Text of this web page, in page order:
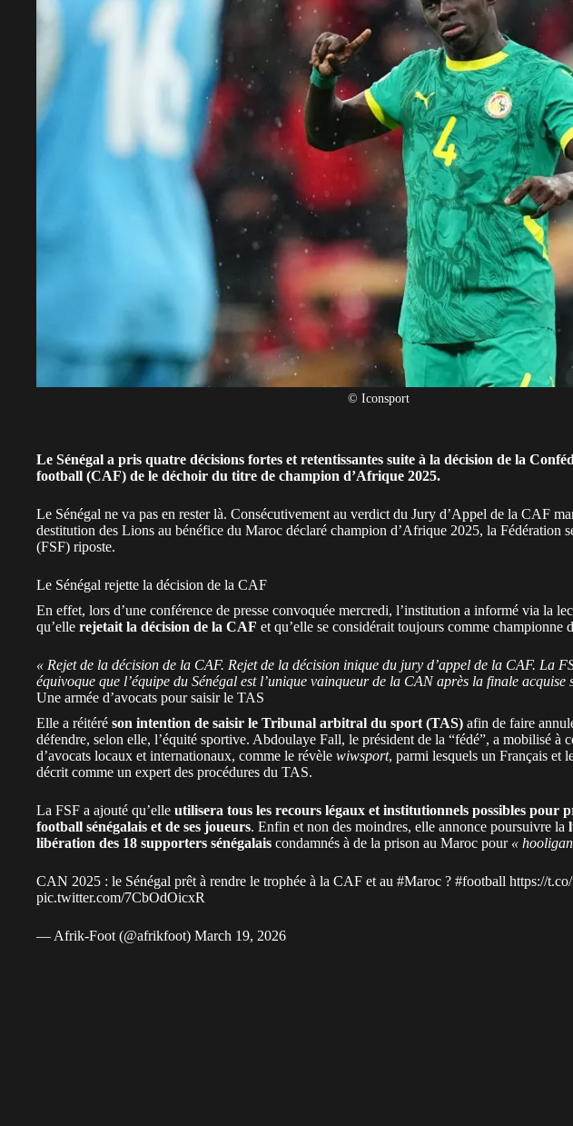
© Iconsport
Le Sénégal a pris quatre décisions fortes et retentissantes suite à la décision de la
football (CAF) de le déchoir du titre de champion d’Afrique 2025.
Le Sénégal ne va pas en rester là. Consécutivement au verdict du Jury d’Appel de la CAF
destitution des Lions au bénéfice du Maroc déclaré champion d’Afrique 2025, la Fédération
(FSF) riposte.
Le Sénégal rejette la décision de la CAF
En effet, lors d’une conférence de presse convoquée mercredi, l’institution a informé via la
qu’elle rejetait la décision de la CAF et qu’elle se considérait toujours comme championne
« Rejet de la décision de la CAF. Rejet de la décision inique du jury d’appel de la CAF. La
équivoque que l’équipe du Sénégal est l’unique vainqueur de la CAN après la finale acquise
Une armée d’avocats pour saisir le TAS
Elle a réitéré son intention de saisir le Tribunal arbitral du sport (TAS) afin de faire
défendre, selon elle, l’équité sportive. Abdoulaye Fall, le président de la “fédé”, a mobilisé à
d’avocats locaux et internationaux, comme le révèle wiwsport, parmi lesquels un Français et
décrit comme un expert des procédures du TAS.
La FSF a ajouté qu’elle utilisera tous les recours légaux et institutionnels possibles pour
football sénégalais et de ses joueurs. Enfin et non des moindres, elle annonce poursuivre la
libération des 18 supporters sénégalais condamnés à de la prison au Maroc pour «
CAN 2025 : le Sénégal prêt à rendre le trophée à la CAF et au #Maroc ? #football https://
pic.twitter.com/7CbOdOicxR
— Afrik-Foot (@afrikfoot) March 19, 2026